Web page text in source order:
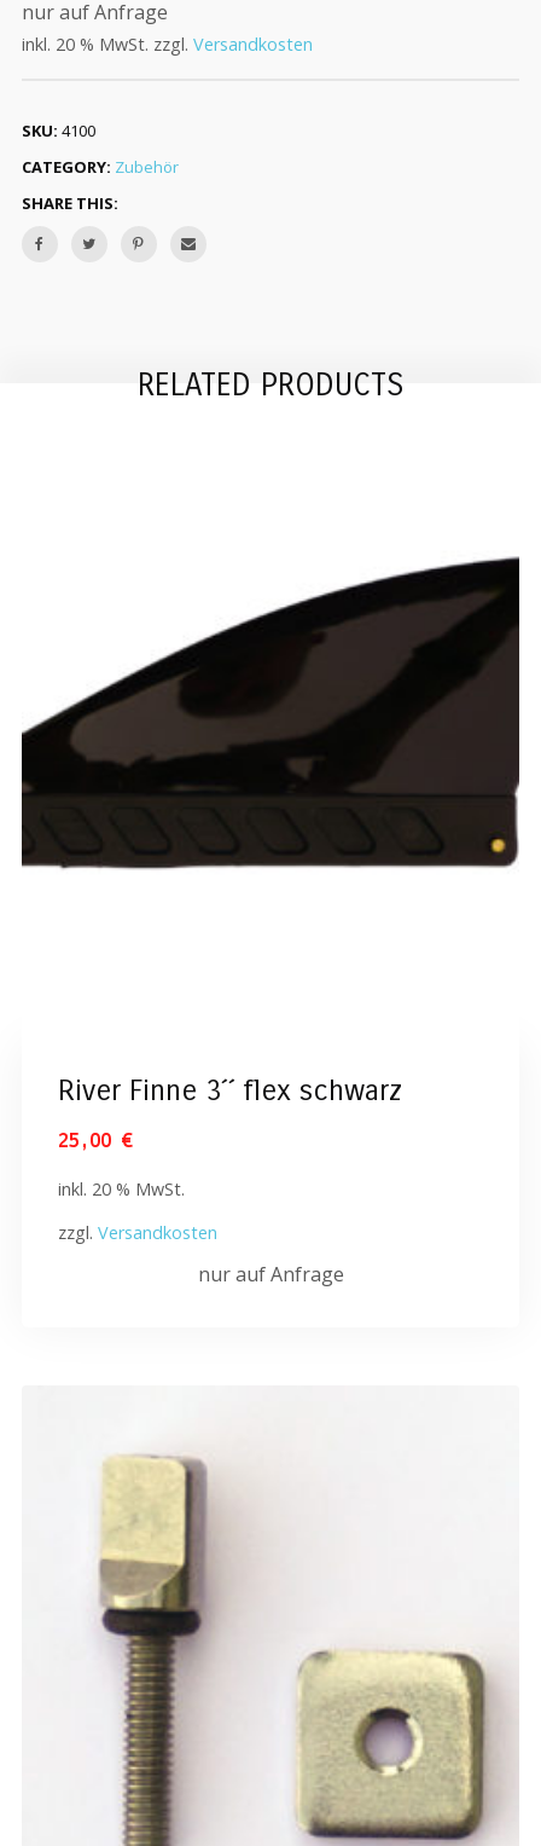
nur auf Anfrage
inkl. 20 % MwSt. zzgl. Versandkosten
SKU: 4100
CATEGORY: Zubehör
SHARE THIS:
RELATED PRODUCTS
River Finne 3´´ flex schwarz
25,00 €
inkl. 20 % MwSt.
zzgl. Versandkosten
nur auf Anfrage